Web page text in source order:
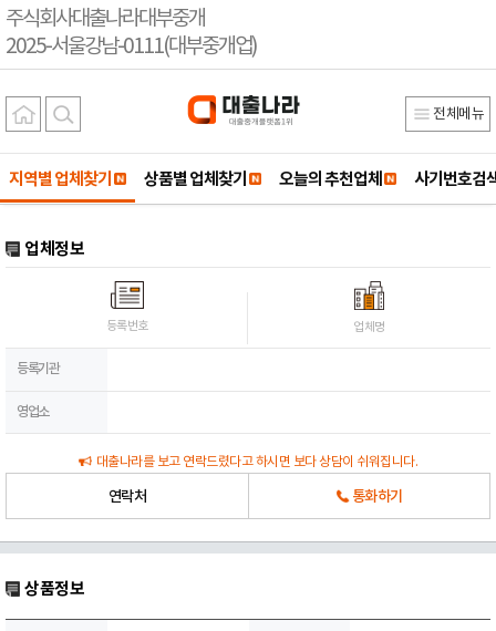
주식회사대출나라대부중개
2025-서울강남-0111(대부중개업)
전체메뉴
지역별 업체찾기 상품별 업체찾기 오늘의 추천업체 사기번호검
업체정보
등록번호 업체명
등록기관
영업소
대출나라를 보고 연락드렸다고 하시면 보다 상담이 쉬워집니다.
연락처 통화하기
상품정보